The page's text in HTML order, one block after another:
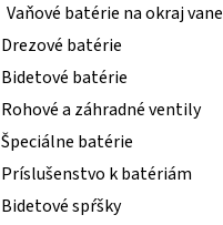
Vaňové batérie na okraj vane
Drezové batérie
Bidetové batérie
Rohové a záhradné ventily
Špeciálne batérie
Príslušenstvo k batériám
Bidetové spŕšky